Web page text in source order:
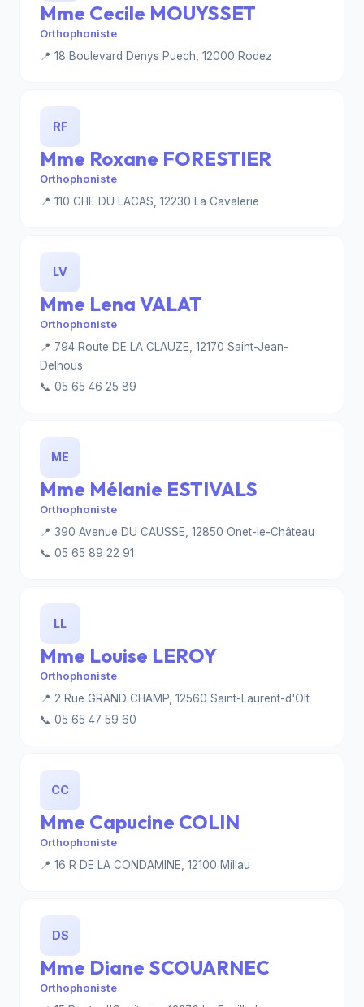
Mme Cecile MOUYSSET
Orthophoniste
📍 18 Boulevard Denys Puech, 12000 Rodez
RF
Mme Roxane FORESTIER
Orthophoniste
📍 110 CHE DU LACAS, 12230 La Cavalerie
LV
Mme Lena VALAT
Orthophoniste
📍 794 Route DE LA CLAUZE, 12170 Saint-Jean-
Delnous
📞 05 65 46 25 89
ME
Mme Mélanie ESTIVALS
Orthophoniste
📍 390 Avenue DU CAUSSE, 12850 Onet-le-Château
📞 05 65 89 22 91
LL
Mme Louise LEROY
Orthophoniste
📍 2 Rue GRAND CHAMP, 12560 Saint-Laurent-d'Olt
📞 05 65 47 59 60
CC
Mme Capucine COLIN
Orthophoniste
📍 16 R DE LA CONDAMINE, 12100 Millau
DS
Mme Diane SCOUARNEC
Orthophoniste